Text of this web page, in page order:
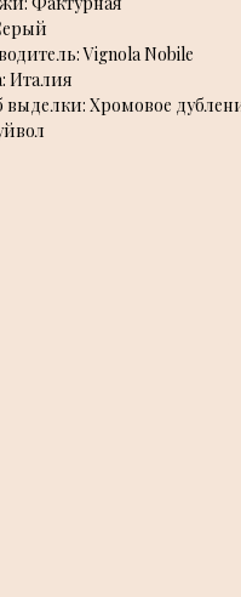
Vignola Nobile
Италия
выделки: Хромовое